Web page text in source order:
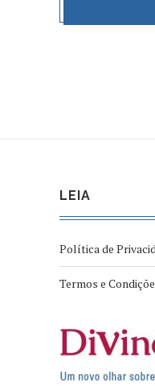
LEIA
Política de
Termos e